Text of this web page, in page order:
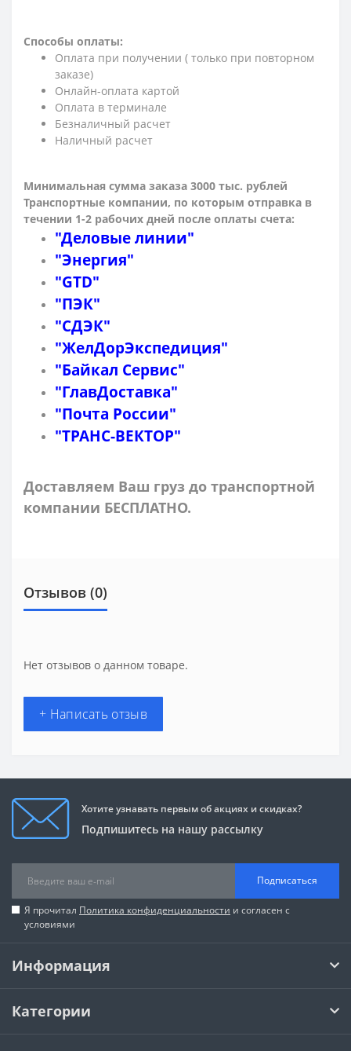
Способы оплаты:
Оплата при получении ( только при повторном
заказе)
Онлайн-оплата картой
Оплата в терминале
Безналичный расчет
Наличный расчет
Минимальная сумма заказа 3000 тыс. рублей
Транспортные компании, по которым отправка в
течении 1-2 рабочих дней после оплаты счета:
"Деловые линии"
"Энергия"
"GTD"
"ПЭК"
"СДЭК"
"ЖелДорЭкспедиция"
"Байкал Сервис"
"ГлавДоставка"
"Почта России"
"ТРАНС-ВЕКТОР"
Доставляем Ваш груз до транспортной
компании БЕСПЛАТНО.
Отзывов (0)
Нет отзывов о данном товаре.
+ Написать отзыв
Хотите узнавать первым об акциях и скидках?
Подпишитесь на нашу рассылку
Подписаться
Я прочитал Политика конфиденциальности и согласен с
условиями
Информация
Категории